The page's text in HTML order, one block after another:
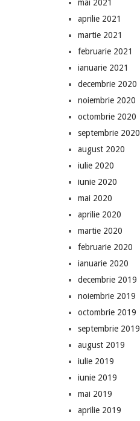
mai 2021
aprilie 2021
martie 2021
februarie 2021
ianuarie 2021
decembrie 2020
noiembrie 2020
octombrie 2020
septembrie 2020
august 2020
iulie 2020
iunie 2020
mai 2020
aprilie 2020
martie 2020
februarie 2020
ianuarie 2020
decembrie 2019
noiembrie 2019
octombrie 2019
septembrie 2019
august 2019
iulie 2019
iunie 2019
mai 2019
aprilie 2019